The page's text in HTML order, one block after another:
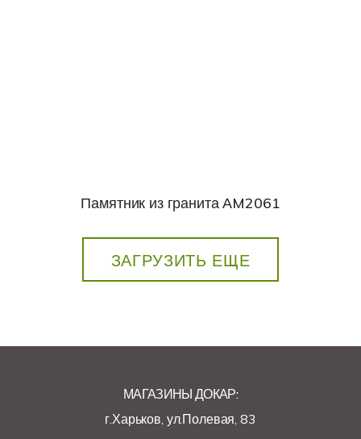
Памятник из гранита АM2061
ЗАГРУЗИТЬ ЕЩЕ
МАГАЗИНЫ ДОКАР:
г.Харьков, ул.Полевая, 83